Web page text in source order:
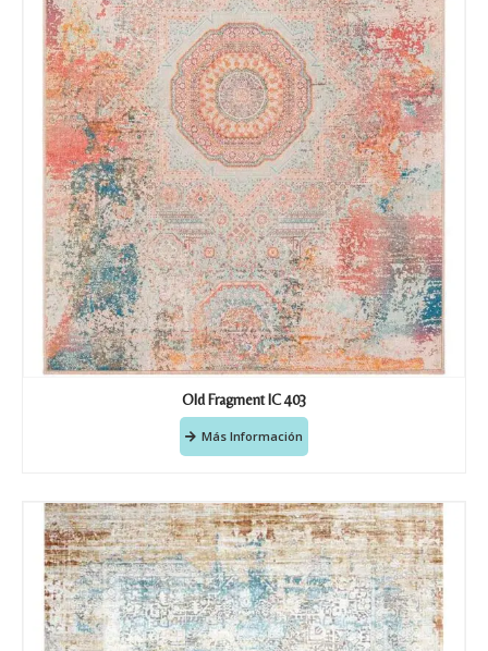
Old Fragment IC 403
Más Información